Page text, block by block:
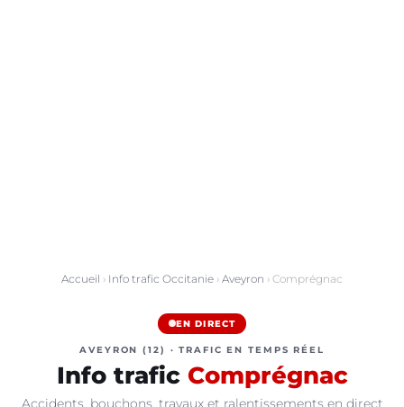
Accueil › Info trafic Occitanie › Aveyron › Comprégnac
EN DIRECT
AVEYRON (12) · TRAFIC EN TEMPS RÉEL
Info trafic Comprégnac
Accidents, bouchons, travaux et ralentissements en direct